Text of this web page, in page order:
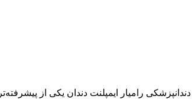
رامیار ایمپلنت دندان یکی از